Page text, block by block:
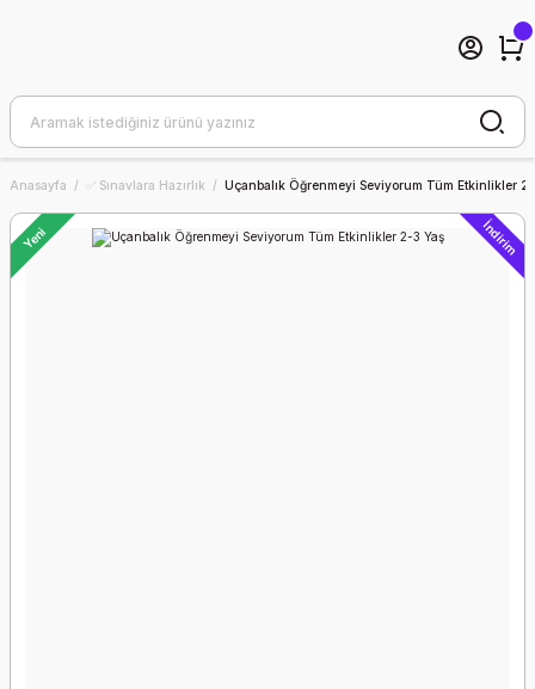
Anasayfa ✅ Sınavlara Hazırlık Uçanbalık Öğrenmeyi Seviyorum Tüm Etkinlikler 2-
Yeni İndirim